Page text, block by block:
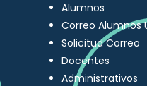
Alumnos
Correo Alumnos
Solicitud Correo
Docentes
Administrativos